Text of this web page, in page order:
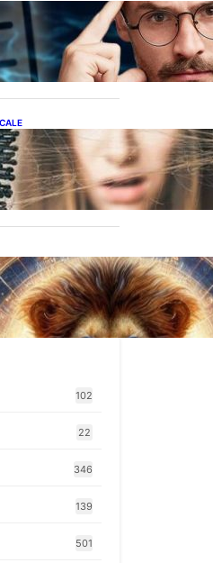
dincolo de note:
IQ ridicat
de școală
deficiențe de
asupra
8/8:
de Abundență
Zodii în 2026
102
22
346
139
501